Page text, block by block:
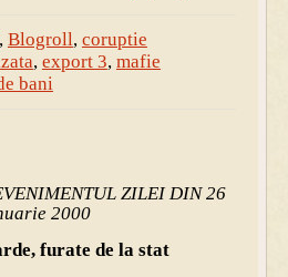
Blogroll, coruptie
, export 3, mafie
bani
ZILEI DIN 26
2000
furate de la stat